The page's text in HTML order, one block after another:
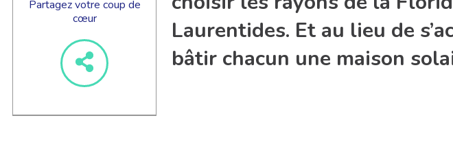
Partagez votre coup de
cœur
Laurentides. Et au lieu de
bâtir chacun une maison